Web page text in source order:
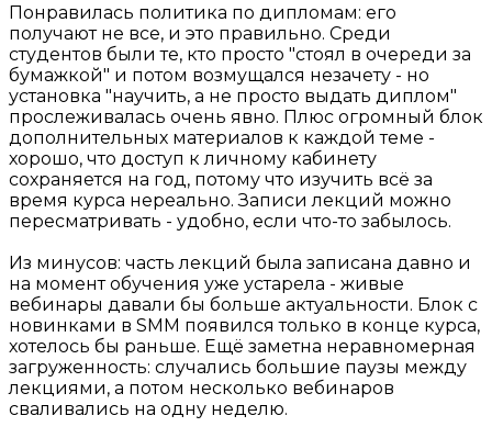
Понравилась политика по дипломам: его
получают не все, и это правильно. Среди
студентов были те, кто просто "стоял в очереди за
бумажкой" и потом возмущался незачету - но
установка "научить, а не просто выдать диплом"
прослеживалась очень явно. Плюс огромный блок
дополнительных материалов к каждой теме -
хорошо, что доступ к личному кабинету
сохраняется на год, потому что изучить всё за
время курса нереально. Записи лекций можно
пересматривать - удобно, если что-то забылось.
Из минусов: часть лекций была записана давно и
на момент обучения уже устарела - живые
вебинары давали бы больше актуальности. Блок с
новинками в SMM появился только в конце курса,
хотелось бы раньше. Ещё заметна неравномерная
загруженность: случались большие паузы между
лекциями, а потом несколько вебинаров
сваливались на одну неделю.